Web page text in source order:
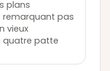
plans
pas
vieux
patte